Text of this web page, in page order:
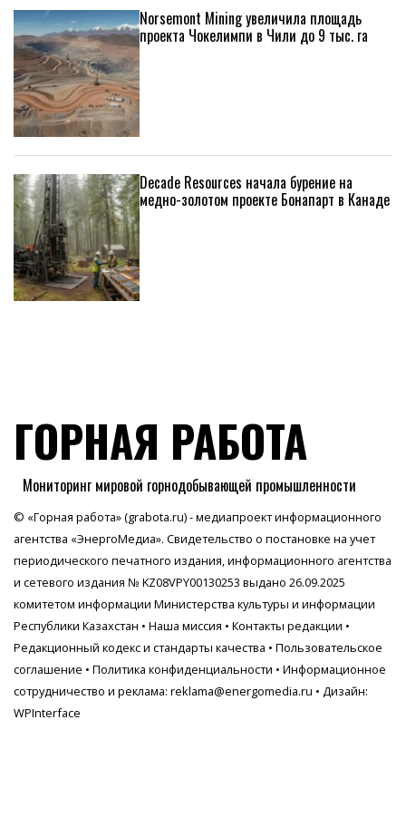
Norsemont Mining увеличила площадь
проекта Чокелимпи в Чили до 9 тыс. га
Decade Resources начала бурение на
медно-золотом проекте Бонапарт в Канаде
ГОРНАЯ РАБОТА
Мониторинг мировой горнодобывающей промышленности
© «Горная работа» (grabota.ru) - медиапроект информационного
агентства «ЭнергоМедиа». Свидетельство о постановке на учет
периодического печатного издания, информационного агентства
и сетевого издания № KZ08VPY00130253 выдано 26.09.2025
комитетом информации Министерства культуры и информации
Республики Казахстан • Наша миссия • Контакты редакции •
Редакционный кодекс и стандарты качества • Пользовательское
соглашение • Политика конфиденциальности • Информационное
сотрудничество и реклама: reklama@energomedia.ru • Дизайн:
WPInterface